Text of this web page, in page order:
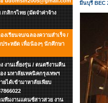
กสิกรไทย (มัดจำค่าจ้าง
งเรียนจบ/ฉลองความสำเร็จ /
ระหยัด เพื่อน้องๆ นักศึกษา
งานเลี้ยงรุ่น / ดนตรีงานคืน
มหาลัยเทคนิคกรุงเทพฯ
ยได้เข้ามาหาลัยเพียบ
มทีมงานแดนซ์สาวสวย งาน
มีนบุรี BEC